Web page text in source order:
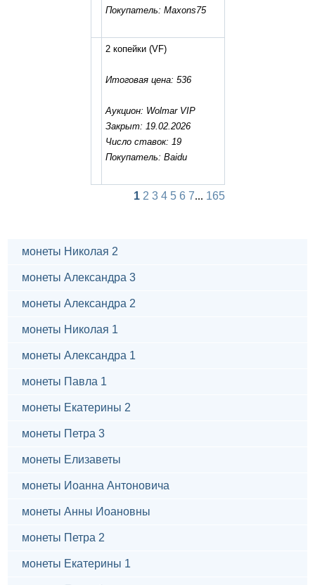
Покупатель: Maxons75
2 копейки(VF)
Итоговая цена: 536
Аукцион: Wolmar VIP
Закрыт: 19.02.2026
Число ставок: 19
Покупатель: Baidu
1 2 3 4 5 6 7... 165
монеты Николая 2
монеты Александра 3
монеты Александра 2
монеты Николая 1
монеты Александра 1
монеты Павла 1
монеты Екатерины 2
монеты Петра 3
монеты Елизаветы
монеты Иоанна Антоновича
монеты Анны Иоановны
монеты Петра 2
монеты Екатерины 1